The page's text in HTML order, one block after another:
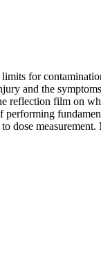
for
and the
reflection film on